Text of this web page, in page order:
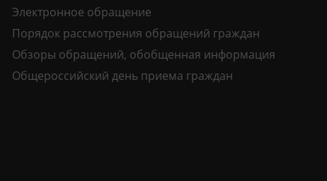
Электронное обращение
Порядок рассмотрения обращений граждан
Обзоры обращений, обобщенная информация
Общероссийский день приема граждан